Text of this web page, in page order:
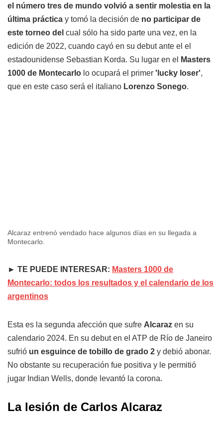
el número tres de mundo volvió a sentir molestia en la
última práctica y tomó la decisión de no participar de
este torneo del cual sólo ha sido parte una vez, en la
edición de 2022, cuando cayó en su debut ante el el
estadounidense Sebastian Korda. Su lugar en el
Masters
1000 de Montecarlo lo ocupará el primer 'lucky loser',
que en este caso será el italiano Lorenzo Sonego.
Alcaraz entrenó vendado hace algunos días en su llegada a
Montecarlo.
► TE PUEDE INTERESAR: Masters 1000 de
Montecarlo: todos los resultados y el calendario de los
argentinos
Esta es la segunda afección que sufre Alcaraz en su
calendario 2024. En su debut en el ATP de Río de Janeiro
sufrió un esguince de tobillo de grado 2 y debió abonar.
No obstante su recuperación fue positiva y le permitió
jugar Indian Wells, donde levantó la corona.
La lesión de Carlos Alcaraz